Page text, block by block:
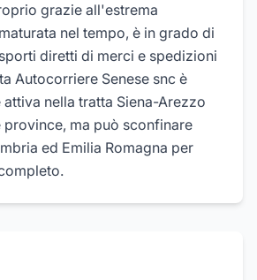
grazie all'estrema
nel tempo, è in grado di
diretti di merci e spedizioni
Autocorriere Senese snc è
nella tratta Siena-Arezzo
ma può sconfinare
ed Emilia Romagna per